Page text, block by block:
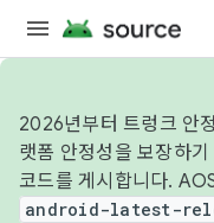
2026년부터 트렁크 안
랫폼 안정성을 보장하
코드를 게시합니다.
android-latest-